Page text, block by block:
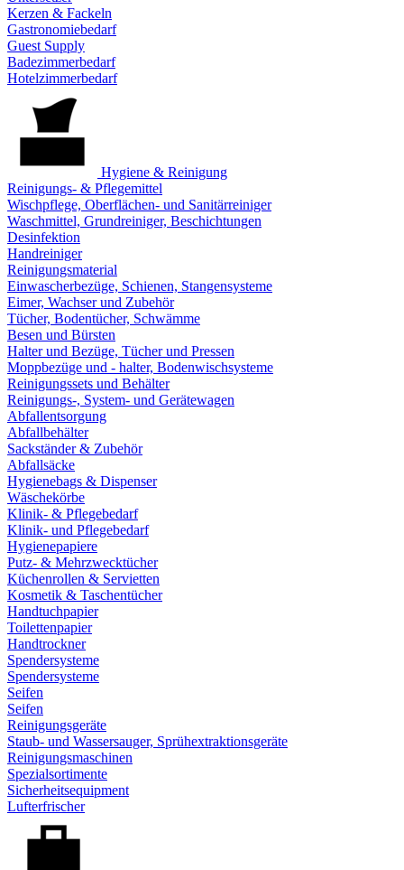
Kerzen & Fackeln
Gastronomiebedarf
Guest Supply
Badezimmerbedarf
Hotelzimmerbedarf
Hygiene & Reinigung
Reinigungs- & Pflegemittel
Wischpflege, Oberflächen- und Sanitärreiniger
Waschmittel, Grundreiniger, Beschichtungen
Desinfektion
Handreiniger
Reinigungsmaterial
Einwascherbezüge, Schienen, Stangensysteme
Eimer, Wachser und Zubehör
Tücher, Bodentücher, Schwämme
Besen und Bürsten
Halter und Bezüge, Tücher und Pressen
Moppbezüge und - halter, Bodenwischsysteme
Reinigungssets und Behälter
Reinigungs-, System- und Gerätewagen
Abfallentsorgung
Abfallbehälter
Sackständer & Zubehör
Abfallsäcke
Hygienebags & Dispenser
Wäschekörbe
Klinik- & Pflegebedarf
Klinik- und Pflegebedarf
Hygienepapiere
Putz- & Mehrzwecktücher
Küchenrollen & Servietten
Kosmetik & Taschentücher
Handtuchpapier
Toilettenpapier
Handtrockner
Spendersysteme
Spendersysteme
Seifen
Seifen
Reinigungsgeräte
Staub- und Wassersauger, Sprühextraktionsgeräte
Reinigungsmaschinen
Spezialsortimente
Sicherheitsequipment
Lufterfrischer